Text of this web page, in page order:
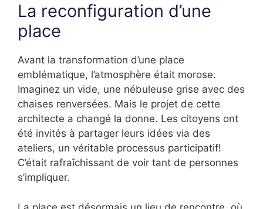
La reconfiguration d’une
place
Avant la transformation d’une place
emblématique, l’atmosphère était morose.
Imaginez un vide, une nébuleuse grise avec des
chaises renversées. Mais le projet de cette
architecte a changé la donne. Les citoyens ont
été invités à partager leurs idées via des
ateliers, un véritable processus participatif!
C’était rafraîchissant de voir tant de personnes
s’impliquer.